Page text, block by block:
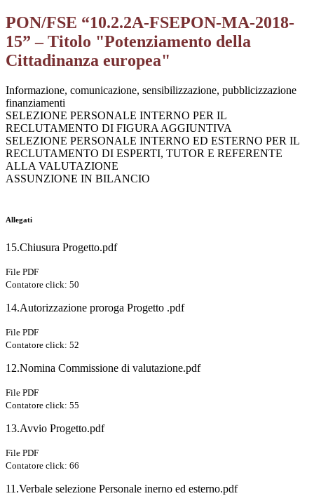
PON/FSE “10.2.2A-FSEPON-MA-2018-
15” – Titolo "Potenziamento della
Cittadinanza europea"
Informazione, comunicazione, sensibilizzazione, pubblicizzazione
finanziamenti
SELEZIONE PERSONALE INTERNO PER IL
RECLUTAMENTO DI FIGURA AGGIUNTIVA
SELEZIONE PERSONALE INTERNO ED ESTERNO PER IL
RECLUTAMENTO DI ESPERTI, TUTOR E REFERENTE
ALLA VALUTAZIONE
ASSUNZIONE IN BILANCIO
Allegati
15.Chiusura Progetto.pdf
File PDF
Contatore click: 50
14.Autorizzazione proroga Progetto .pdf
File PDF
Contatore click: 52
12.Nomina Commissione di valutazione.pdf
File PDF
Contatore click: 55
13.Avvio Progetto.pdf
File PDF
Contatore click: 66
11.Verbale selezione Personale inerno ed esterno.pdf